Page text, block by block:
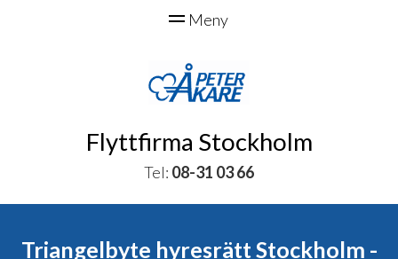
Flyttfirma Stockholm
Tel: 08-31 03 66
Triangelbyte hyresrätt Stockholm -